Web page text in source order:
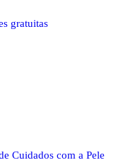
gratuitas
Cuidados com a Pele